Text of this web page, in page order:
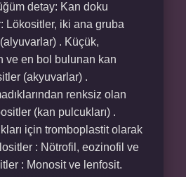
detay: Kan doku
Lökositler, iki ana gruba
. Küçük,
ve en bol bulunan kan
(akyuvarlar) .
renksiz olan
(kan pulcukları) .
için tromboplastit olarak
: Nötrofil, eozinofil ve
: Monosit ve lenfosit.